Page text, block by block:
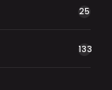
25
133